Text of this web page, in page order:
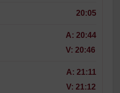
20:05
A: 20:44
V: 20:46
A: 21:11
V: 21:12